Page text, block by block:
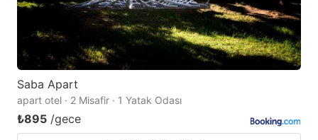
Saba Apart
apart otel · 2 Misafir · 1 Yatak Odası
₺895 /gece